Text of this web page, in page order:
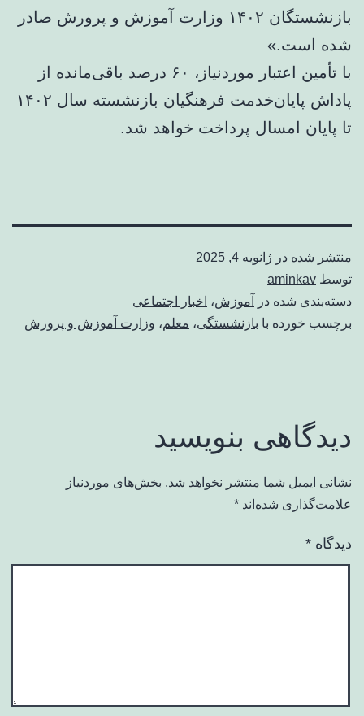
بازنشستگان ۱۴۰۲ وزارت آموزش و پرورش صادر
شده است.»
با تأمین اعتبار موردنیاز، ۶۰ درصد باقی‌مانده از
پاداش پایان‌خدمت فرهنگیان بازنشسته سال ۱۴۰۲
تا پایان امسال پرداخت خواهد شد.
منتشر شده در ژانویه 4, 2025
توسط aminkav
دسته‌بندی شده در
آموزش، اخبار اجتماعی
برچسب خورده با بازنشستگی، معلم، وزارت آموزش و پرورش
دیدگاهی بنویسید
نشانی ایمیل شما منتشر نخواهد شد. بخش‌های موردنیاز
علامت‌گذاری شده‌اند *
دیدگاه *